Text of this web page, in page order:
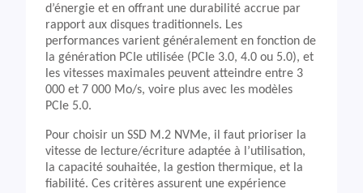
d’énergie et en offrant une durabilité accrue par
rapport aux disques traditionnels. Les
performances varient généralement en fonction de
la génération PCIe utilisée (PCIe 3.0, 4.0 ou 5.0), et
les vitesses maximales peuvent atteindre entre 3
000 et 7 000 Mo/s, voire plus avec les modèles
PCIe 5.0.
Pour choisir un SSD M.2 NVMe, il faut prioriser la
vitesse de lecture/écriture adaptée à l’utilisation,
la capacité souhaitée, la gestion thermique, et la
fiabilité. Ces critères assurent une expérience